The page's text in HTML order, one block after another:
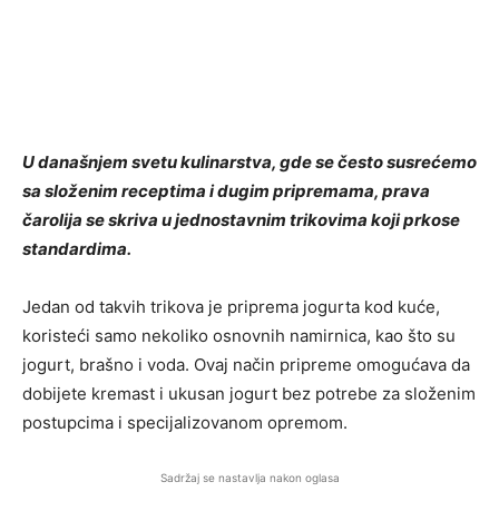
U današnjem svetu kulinarstva, gde se često susrećemo
sa složenim receptima i dugim pripremama, prava
čarolija se skriva u jednostavnim trikovima koji prkose
standardima.
Jedan od takvih trikova je priprema jogurta kod kuće,
koristeći samo nekoliko osnovnih namirnica, kao što su
jogurt, brašno i voda. Ovaj način pripreme omogućava da
dobijete kremast i ukusan jogurt bez potrebe za složenim
postupcima i specijalizovanom opremom.
Sadržaj se nastavlja nakon oglasa